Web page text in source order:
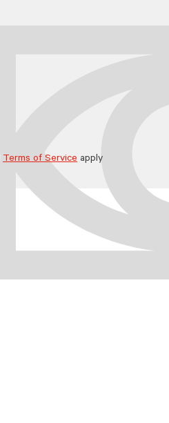
Terms of Service apply